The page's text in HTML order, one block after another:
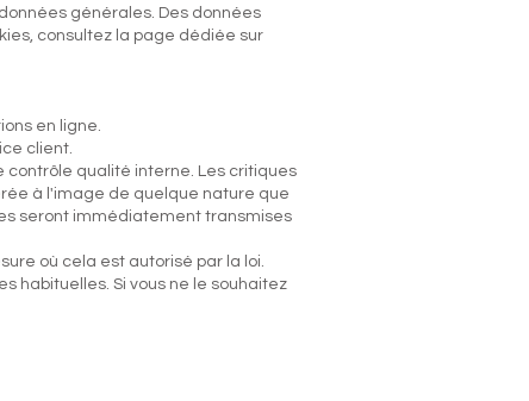
générales. Des données
consultez la page dédiée sur
en ligne.
client.
contrôle qualité interne. Les critiques
à l'image de quelque nature que
seront immédiatement transmises
où cela est autorisé par la loi.
habituelles. Si vous ne le souhaitez